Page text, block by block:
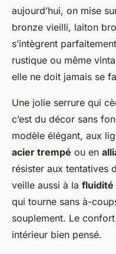
aujourd’hui, on mise
bronze vieilli, laiton
s’intègrent
rustique ou même
elle ne doit jamais se
Une jolie serrure qui
c’est du décor sans
modèle élégant, aux
acier trempé ou en
résister aux tentatives
veille aussi à la fluidité
qui tourne sans à-
souplement. Le confort
intérieur bien pensé.